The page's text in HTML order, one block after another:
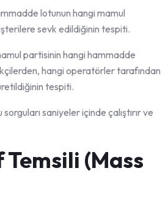
lotunun hangi mamul
sevk edildiğinin tespiti.
partisinin hangi hammadde
hangi operatörler tarafından
tespiti.
sorguları saniyeler içinde çalıştırır ve
(Mass